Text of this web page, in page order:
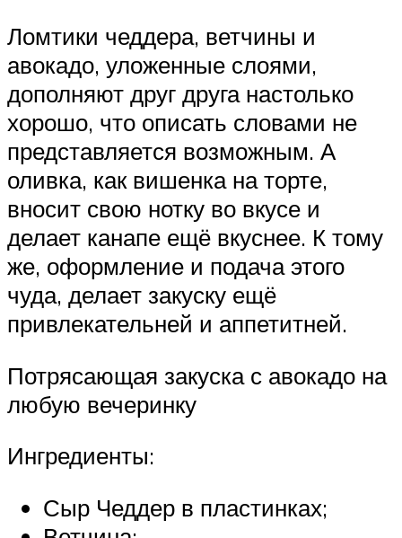
Ломтики чеддера, ветчины и
авокадо, уложенные слоями,
дополняют друг друга настолько
хорошо, что описать словами не
представляется возможным. А
оливка, как вишенка на торте,
вносит свою нотку во вкусе и
делает канапе ещё вкуснее. К тому
же, оформление и подача этого
чуда, делает закуску ещё
привлекательней и аппетитней.
Потрясающая закуска с авокадо на
любую вечеринку
Ингредиенты:
Сыр Чеддер в пластинках;